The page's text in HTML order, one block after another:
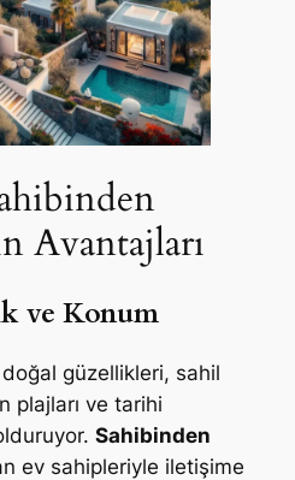
Avantajları
ve Konum
güzellikleri, sahil
plajları ve tarihi
Sahibinden
ev sahipleriyle iletişime